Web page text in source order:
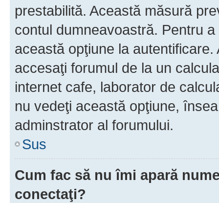
prestabilită. Această măsură
contul dumneavoastră. Pentru
această opţiune la
accesaţi forumul de la un
internet cafe, laborator de
nu vedeţi această opţiune,
adminstrator al forumului.
Sus
Cum fac să nu îmi apară
conectaţi?